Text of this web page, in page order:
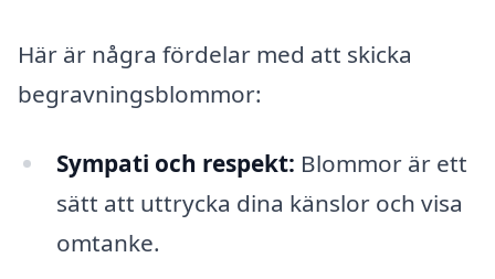
Här är några fördelar med att skicka
begravningsblommor:
Sympati och respekt: Blommor är ett
sätt att uttrycka dina känslor och visa
omtanke.